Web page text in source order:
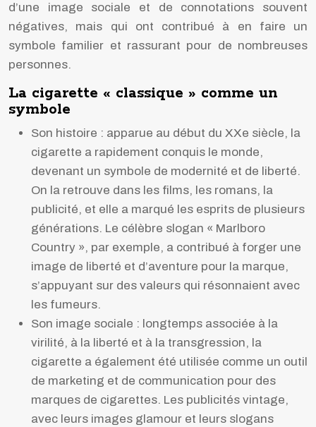
d’une image sociale et de connotations souvent
négatives, mais qui ont contribué à en faire un
symbole familier et rassurant pour de nombreuses
personnes.
La cigarette « classique » comme un
symbole
Son histoire : apparue au début du XXe siècle, la
cigarette a rapidement conquis le monde,
devenant un symbole de modernité et de liberté.
On la retrouve dans les films, les romans, la
publicité, et elle a marqué les esprits de plusieurs
générations. Le célèbre slogan « Marlboro
Country », par exemple, a contribué à forger une
image de liberté et d’aventure pour la marque,
s’appuyant sur des valeurs qui résonnaient avec
les fumeurs.
Son image sociale : longtemps associée à la
virilité, à la liberté et à la transgression, la
cigarette a également été utilisée comme un outil
de marketing et de communication pour des
marques de cigarettes. Les publicités vintage,
avec leurs images glamour et leurs slogans